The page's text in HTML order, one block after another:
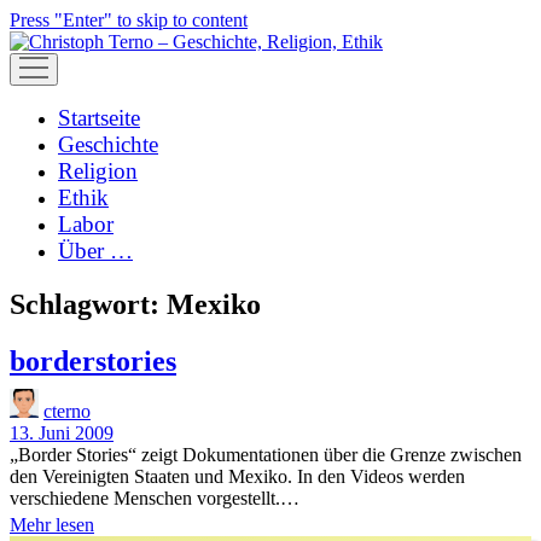
Press "Enter" to skip to content
open
menu
Startseite
Geschichte
Religion
Ethik
Labor
Über …
Schlagwort: Mexiko
borderstories
cterno
13. Juni 2009
„Border Stories“ zeigt Dokumentationen über die Grenze zwischen
den Vereinigten Staaten und Mexiko. In den Videos werden
verschiedene Menschen vorgestellt.…
Mehr lesen